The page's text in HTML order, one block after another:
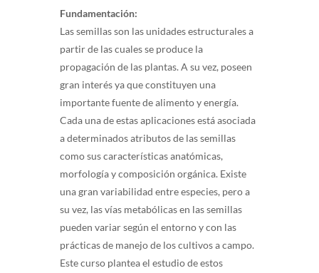
Fundamentación:
Las semillas son las unidades estructurales a
partir de las cuales se produce la
propagación de las plantas. A su vez, poseen
gran interés ya que constituyen una
importante fuente de alimento y energía.
Cada una de estas aplicaciones está asociada
a determinados atributos de las semillas
como sus características anatómicas,
morfología y composición orgánica. Existe
una gran variabilidad entre especies, pero a
su vez, las vías metabólicas en las semillas
pueden variar según el entorno y con las
prácticas de manejo de los cultivos a campo.
Este curso plantea el estudio de estos